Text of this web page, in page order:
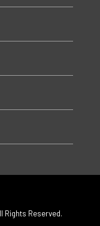
Rights Reserved.